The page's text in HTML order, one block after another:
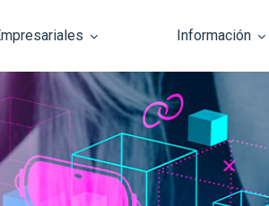
Información